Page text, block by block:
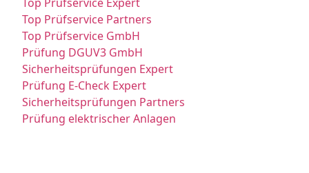
Top Prüfservice Partners
Top Prüfservice GmbH
Prüfung DGUV3 GmbH
Sicherheitsprüfungen Expert
Prüfung E-Check Expert
Sicherheitsprüfungen Partners
Prüfung elektrischer Anlagen